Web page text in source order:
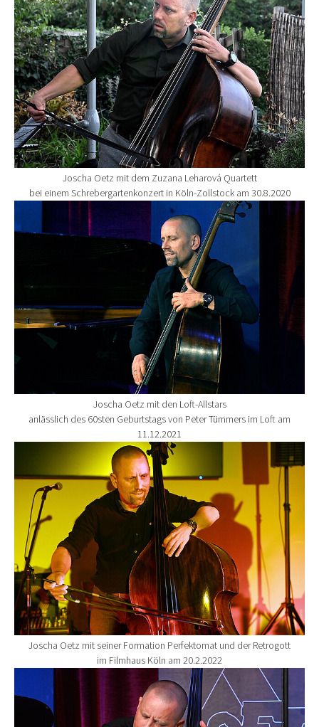
Joscha Oetz mit dem Zuzana Leharová Quartett
bei einem Schrebergartenkonzert in Köln-Zollstock am 30.8.2020
Show larger version for:
Joscha Oetz mit den Loft-Allstars
anlässlich des 60sten Geburtstags von Peter Tümmers im Loft am
11.12.2021
Show larger version for:
Joscha Oetz mit seiner Formation Perfektomat und der Retrogott
im Filmhaus Köln am 20.2.2022
Show larger version for: